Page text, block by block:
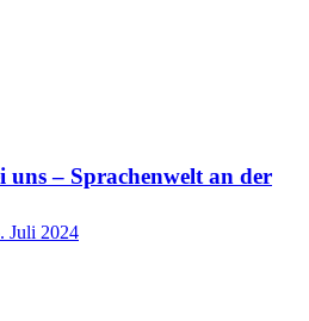
uns – Sprachenwelt an der
Juli 2024